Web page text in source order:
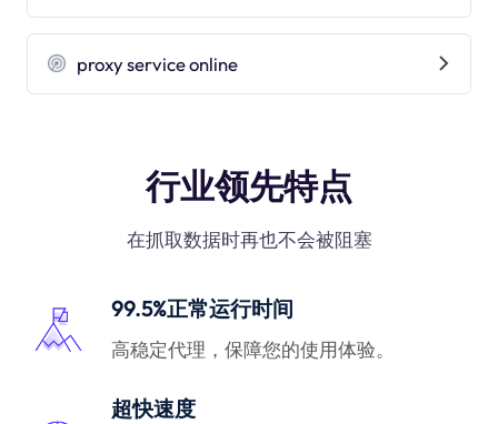
proxy service online
行业领先特点
在抓取数据时再也不会被阻塞
99.5%正常运行时间
高稳定代理，保障您的使用体验。
超快速度